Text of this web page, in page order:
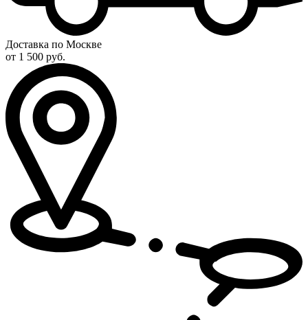
Доставка по Москве
от 1 500 руб.